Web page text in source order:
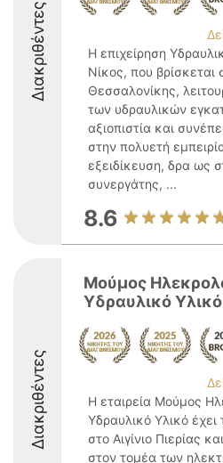
Διακριθέντες
Η επιχείρηση
Νίκος, που βρίσκεται
Θεσσαλονίκης,
των υδραυλικών
αξιοπιστία και
στην πολυετή
εξειδίκευση, δρα ως
συνεργάτης, ...
8.6
Διακριθέντες
Μούμος
Υδραυλικό Υλικό
Η εταιρεία Μούμος
Υδραυλικό Υλικό έχει
στο Αιγίνιο Πιερίας
στον τομέα των